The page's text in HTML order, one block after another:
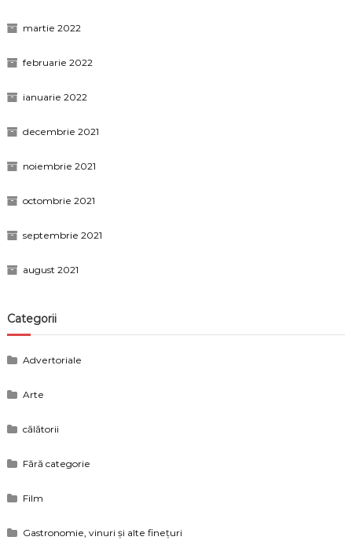
martie 2022
februarie 2022
ianuarie 2022
decembrie 2021
noiembrie 2021
octombrie 2021
septembrie 2021
august 2021
Categorii
Advertoriale
Arte
călătorii
Fără categorie
Film
Gastronomie, vinuri și alte finețuri